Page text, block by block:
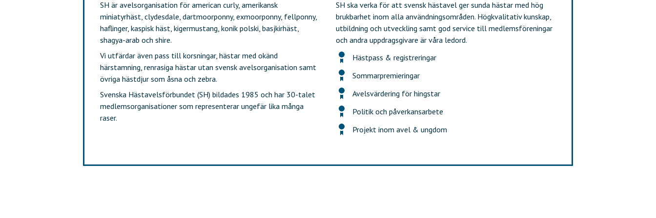
SH är avelsorganisation för american curly, amerikansk
miniatyrhäst, clydesdale, dartmoorponny, exmoorponny, fellponny,
haflinger, kaspisk häst, kigermustang, konik polski, basjkirhäst,
shagya-arab och shire.
Vi utfärdar även pass till korsningar, hästar med okänd
härstamning, renrasiga hästar utan svensk avelsorganisation samt
övriga hästdjur som åsna och zebra.
Svenska Hästavelsförbundet (SH) bildades 1985 och har 30-talet
medlemsorganisationer som representerar ungefär lika många
raser.
SH ska verka för att svensk hästavel ger sunda hästar med hög
brukbarhet inom alla användningsområden. Högkvalitativ kunskap,
utbildning och utveckling samt god service till medlemsföreningar
och andra uppdragsgivare är våra ledord.
Hästpass & registreringar
Sommarpremieringar
Avelsvärdering för hingstar
Politik och påverkansarbete
Projekt inom avel & ungdom